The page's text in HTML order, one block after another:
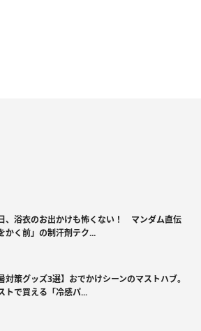
、浴衣のお出かけも怖くない！ マンダム直伝
かく前」の制汗剤テク...
暑対策グッズ3選】おでかけシーンのマストハブ。
トで買える「冷感パ...